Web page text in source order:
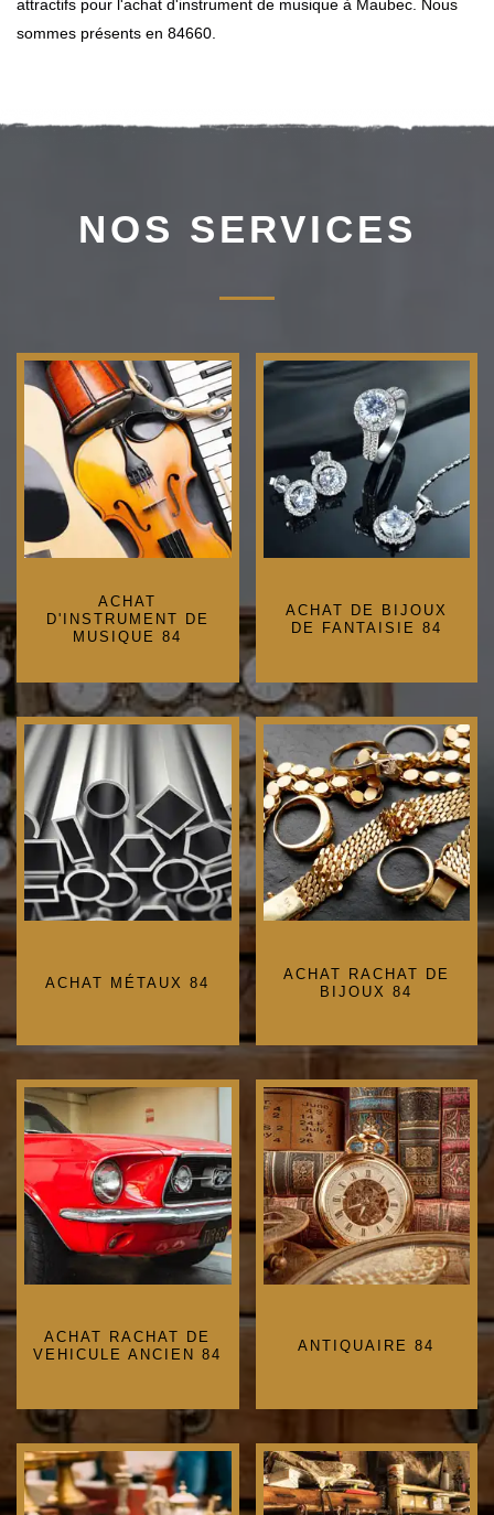
attractifs pour l'achat d'instrument de musique à Maubec. Nous
sommes présents en 84660.
NOS SERVICES
ACHAT
D'INSTRUMENT DE
MUSIQUE 84
ACHAT DE BIJOUX
DE FANTAISIE 84
ACHAT MÉTAUX 84
ACHAT RACHAT DE
BIJOUX 84
ACHAT RACHAT DE
VEHICULE ANCIEN 84
ANTIQUAIRE 84